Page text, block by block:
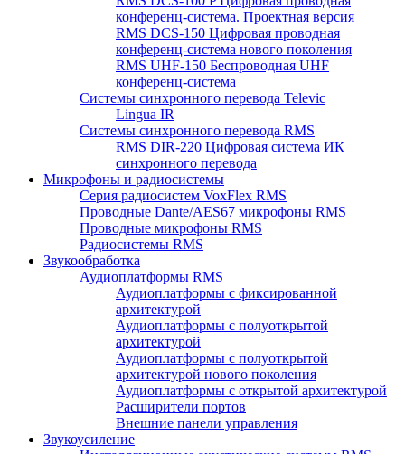
конференц-система. Проектная версия
RMS DCS-150 Цифровая проводная
конференц-система нового поколения
RMS UHF-150 Беспроводная UHF
конференц-система
Системы синхронного перевода Televic
Lingua IR
Системы синхронного перевода RMS
RMS DIR-220 Цифровая система ИК
синхронного перевода
Микрофоны и радиосистемы
Серия радиосистем VoxFlex RMS
Проводные Dante/AES67 микрофоны RMS
Проводные микрофоны RMS
Радиосистемы RMS
Звукообработка
Аудиоплатформы RMS
Аудиоплатформы с фиксированной
архитектурой
Аудиоплатформы с полуоткрытой
архитектурой
Аудиоплатформы с полуоткрытой
архитектурой нового поколения
Аудиоплатформы с открытой архитектурой
Расширители портов
Внешние панели управления
Звукоусиление